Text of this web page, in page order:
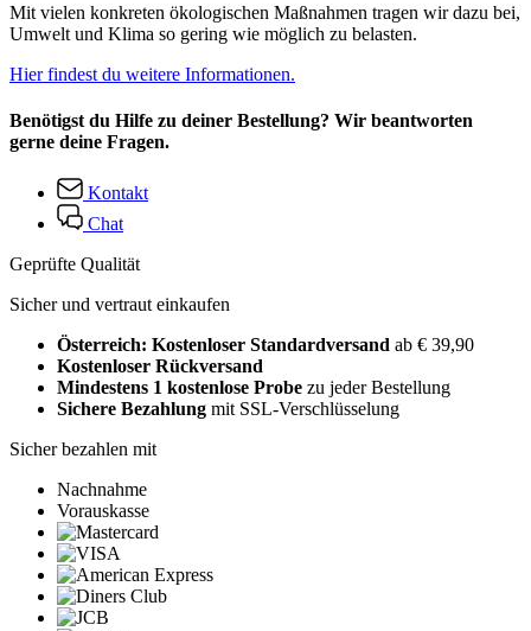
Mit vielen konkreten ökologischen Maßnahmen tragen wir dazu bei,
Umwelt und Klima so gering wie möglich zu belasten.
Hier findest du weitere Informationen.
Benötigst du Hilfe zu deiner Bestellung? Wir beantworten
gerne deine Fragen.
Kontakt
Chat
Geprüfte Qualität
Sicher und vertraut einkaufen
Österreich: Kostenloser Standardversand ab € 39,90
Kostenloser Rückversand
Mindestens 1 kostenlose Probe zu jeder Bestellung
Sichere Bezahlung mit SSL-Verschlüsselung
Sicher bezahlen mit
Nachnahme
Vorauskasse